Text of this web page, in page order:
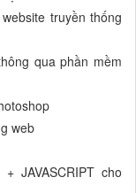
truyền thống
qua phần mềm
web
JAVASCRIPT cho